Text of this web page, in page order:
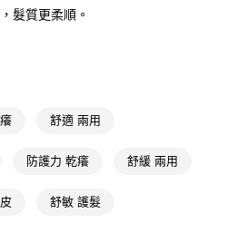
髮質更柔順。
舒適 兩用
防護力 乾癢 舒緩 兩用
舒敏 護髮